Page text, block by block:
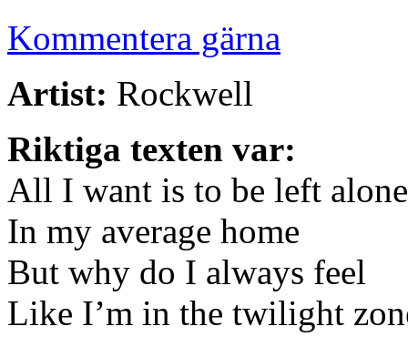
Kommentera gärna
Artist: Rockwell
Riktiga texten var:
All I want is to be left alone
In my average home
But why do I always feel
Like I’m in the twilight